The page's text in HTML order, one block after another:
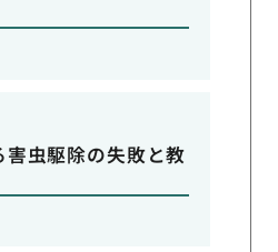
虫駆除の失敗と教